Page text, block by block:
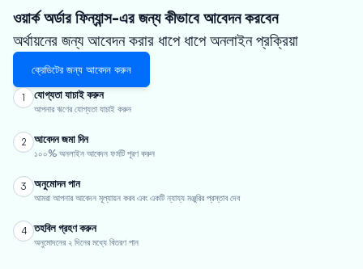
ওয়ার্ক অর্ডার ফিন্যান্স-এর জন্য কীভাবে আবেদন করবেন
অর্থায়নের জন্য আবেদন করার ধাপে ধাপে অনলাইন প্রক্রিয়া
ক্রেডিটের জন্য আবেদন করুন
1 যোগ্যতা যাচাই করুন
আপনার ঋণের যোগ্যতা যাচাই করুন
2 আবেদন জমা দিন
১০০% অনলাইন আবেদন ফর্মটি পূরণ করুন
3 অনুমোদন পান
আমরা আপনার আবেদন মূল্যায়ন করব এবং একটি ন্যায্য মঞ্জুরির প্রস্তাব দেব
4 তহবিল গ্রহণ করুন
অনুমোদনের ২ দিনের মধ্যে বিতরণ পান